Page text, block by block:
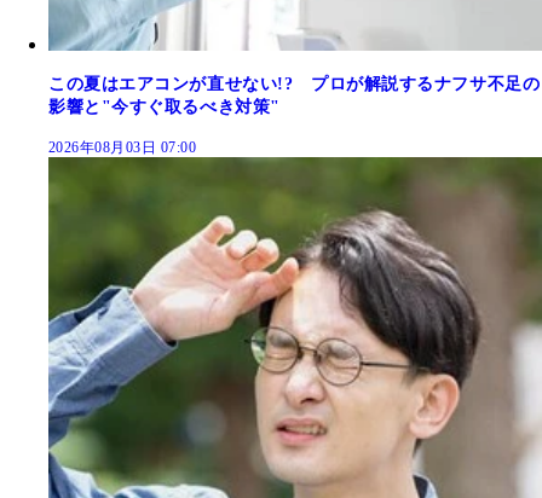
この夏はエアコンが直せない!? プロが解説するナフサ不足の
影響と"今すぐ取るべき対策"
2026年08月03日 07:00